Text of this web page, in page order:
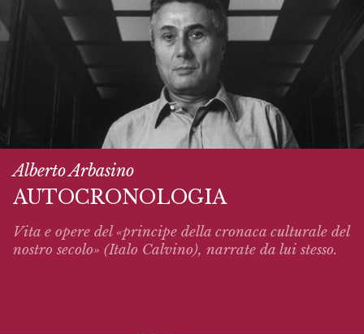
Alberto Arbasino
AUTOCRONOLOGIA
Vita e opere del «principe della cronaca culturale del
nostro secolo» (Italo Calvino), narrate da lui stesso.